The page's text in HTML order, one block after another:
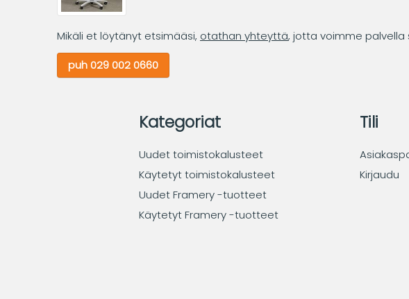
Mikäli et löytänyt etsimääsi, otathan yhteyttä, jotta voimme palvella
puh 029 002 0660
Kategoriat
Uudet toimistokalusteet
Käytetyt toimistokalusteet
Uudet Framery -tuotteet
Käytetyt Framery -tuotteet
Tili
Kirjaudu